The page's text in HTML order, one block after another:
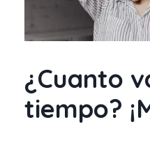
¿Cuanto
tiempo?